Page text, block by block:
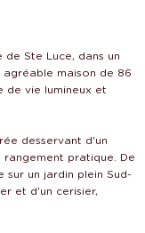
Ste Luce, dans un
maison de 86
de vie lumineux et
desservant d'un
pratique. De
un jardin plein Sud-
et d'un cerisier,